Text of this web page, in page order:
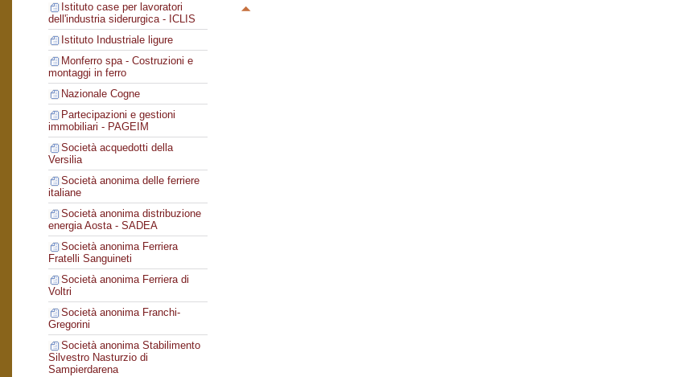
Istituto case per lavoratori
dell'industria siderurgica - ICLIS
Istituto Industriale ligure
Monferro spa - Costruzioni e
montaggi in ferro
Nazionale Cogne
Partecipazioni e gestioni
immobiliari - PAGEIM
Società acquedotti della
Versilia
Società anonima delle ferriere
italiane
Società anonima distribuzione
energia Aosta - SADEA
Società anonima Ferriera
Fratelli Sanguineti
Società anonima Ferriera di
Voltri
Società anonima Franchi-
Gregorini
Società anonima Stabilimento
Silvestro Nasturzio di
Sampierdarena